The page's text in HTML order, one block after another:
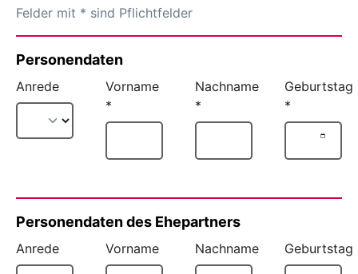
Felder mit * sind Pflichtfelder
Personendaten
Anrede
Vorname
*
Nachname
*
Geburtstag
*
Personendaten des Ehepartners
Anrede Vorname Nachname Geburtstag